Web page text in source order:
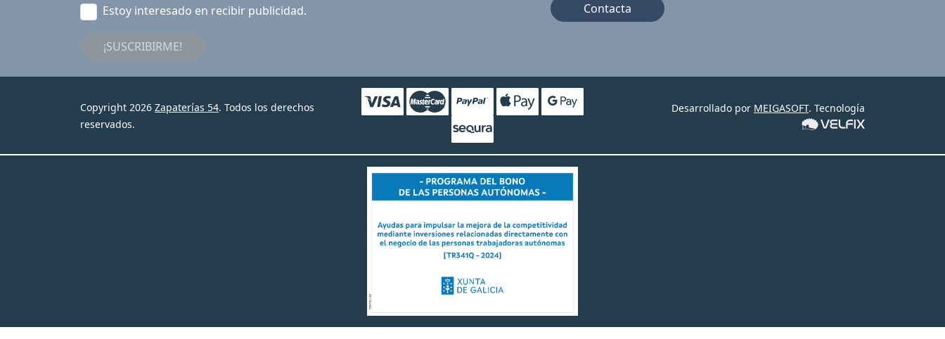
Estoy interesado en recibir publicidad.
¡SUSCRIBIRME!
Contacta
Copyright 2026 Zapaterías 54. Todos los derechos
reservados.
Desarrollado por MEIGASOFT. Tecnología